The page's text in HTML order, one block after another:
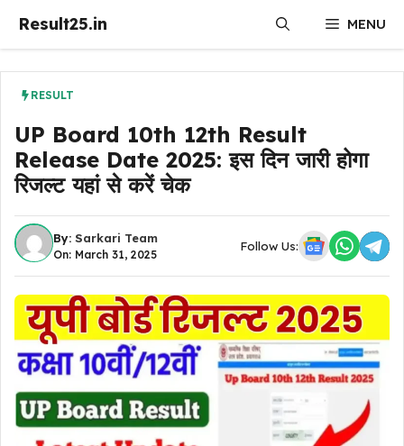
Result25.in MENU
RESULT
UP Board 10th 12th Result
Release Date 2025: इस दिन जारी होगा
रिजल्ट यहां से करें चेक
By: Sarkari Team
On: March 31, 2025
Follow Us: